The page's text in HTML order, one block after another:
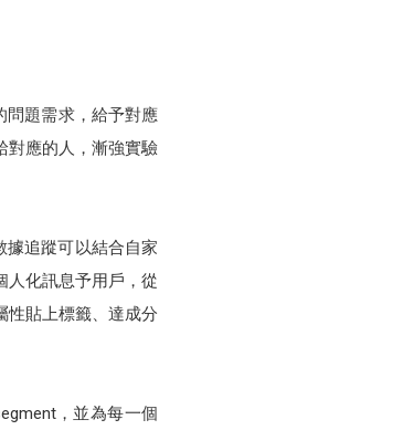
問題需求，給予對應
對應的人，漸強實驗
據追蹤可以結合自家
人化訊息予用戶，從
性貼上標籤、達成分
，並為每一個